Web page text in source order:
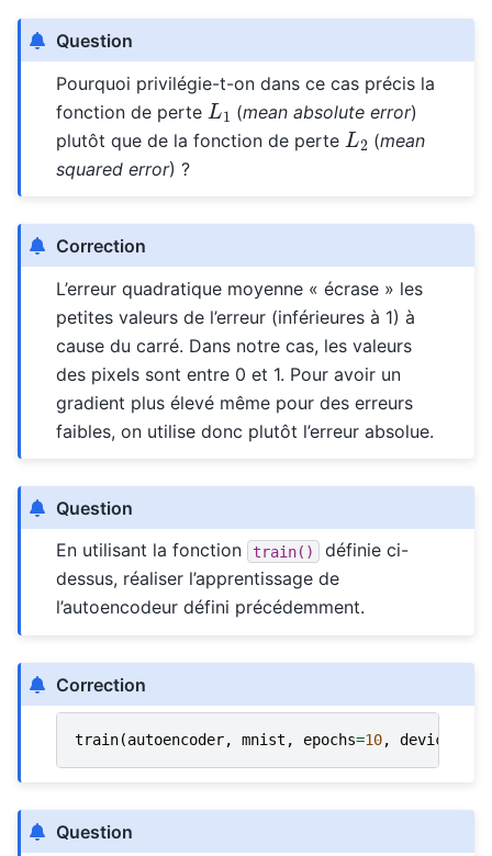
Question
Pourquoi privilégie-t-on dans ce cas précis la
fonction de perte L1 (mean absolute error)
plutôt que de la fonction de perte L (mean
squared error) ?
Correction
L’erreur quadratique moyenne « écrase » les
petites valeurs de l’erreur (inférieures à 1) à
cause du carré. Dans notre cas, les valeurs
des pixels sont entre 0 et 1. Pour avoir un
gradient plus élevé même pour des erreurs
faibles, on utilise donc plutôt l’erreur absolue.
Question
En utilisant la fonction
train()
définie ci-
dessus, réaliser l’apprentissage de
l’autoencodeur défini précédemment.
Correction
train(autoencoder, mnist , epochs=10, device
Question